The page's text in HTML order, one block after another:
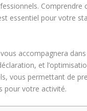
Comprendre
essentiel pour votre
accompagnera dans
et
vous permettant de
pour votre activité.